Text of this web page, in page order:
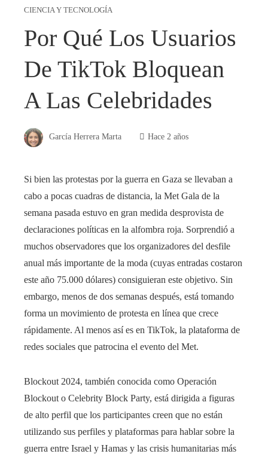
CIENCIA Y TECNOLOGÍA
Por Qué Los Usuarios
De TikTok Bloquean
A Las Celebridades
García Herrera Marta Hace 2 años
Si bien las protestas por la guerra en Gaza se llevaban a
cabo a pocas cuadras de distancia, la Met Gala de la
semana pasada estuvo en gran medida desprovista de
declaraciones políticas en la alfombra roja. Sorprendió a
muchos observadores que los organizadores del desfile
anual más importante de la moda (cuyas entradas costaron
este año 75.000 dólares) consiguieran este objetivo. Sin
embargo, menos de dos semanas después, está tomando
forma un movimiento de protesta en línea que crece
rápidamente. Al menos así es en TikTok, la plataforma de
redes sociales que patrocina el evento del Met.
Blockout 2024, también conocida como Operación
Blockout o Celebrity Block Party, está dirigida a figuras
de alto perfil que los participantes creen que no están
utilizando sus perfiles y plataformas para hablar sobre la
guerra entre Israel y Hamas y las crisis humanitarias más